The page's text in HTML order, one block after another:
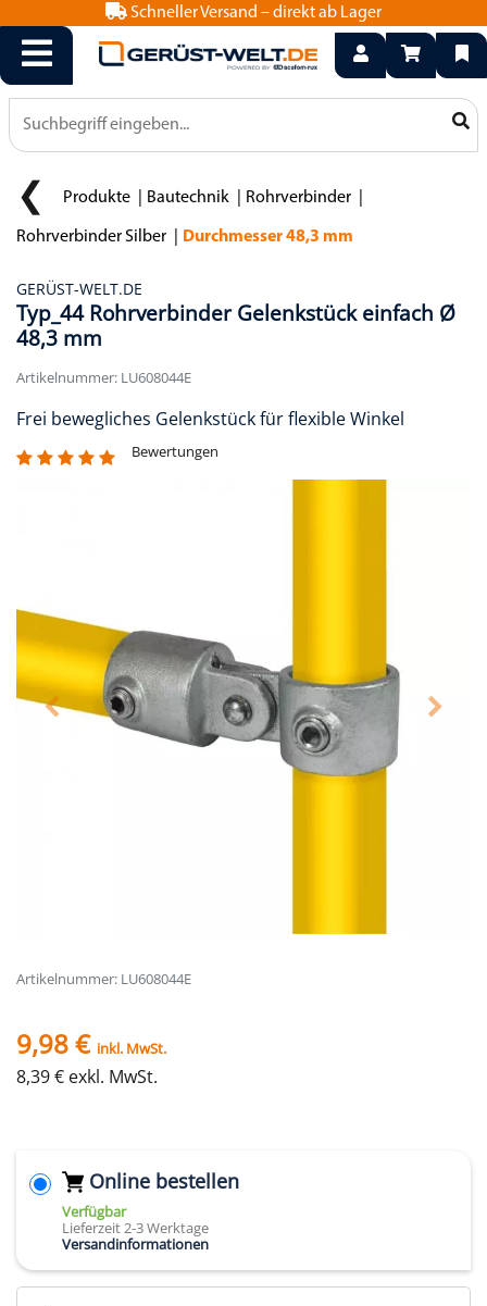
Schneller Versand – direkt ab Lager
0800 15 50 550
info@geruest-welt.de
Produkte Bautechnik Rohrverbinder
Rohrverbinder Silber Durchmesser 48,3 mm
GERÜST-WELT.DE
Typ_44 Rohrverbinder Gelenkstück einfach Ø
48,3 mm
Artikelnummer: LU608044E
Frei bewegliches Gelenkstück für flexible Winkel
Bewertungen
Artikelnummer: LU608044E
9,98 € inkl. MwSt.
8,39 € exkl. MwSt.
Online bestellen
Verfügbar
Lieferzeit 2-3 Werktage
Versandinformationen